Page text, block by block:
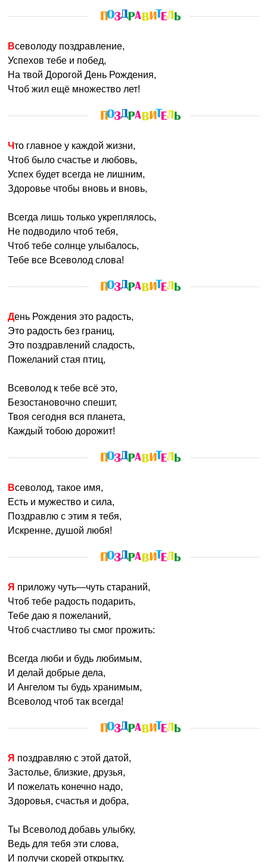
Всеволоду поздравление,
Успехов тебе и побед,
На твой Дорогой День Рождения,
Чтоб жил ещё множество лет!
Что главное у каждой жизни,
Чтоб было счастье и любовь,
Успех будет всегда не лишним,
Здоровье чтобы вновь и вновь,
Всегда лишь только укреплялось,
Не подводило чтоб тебя,
Чтоб тебе солнце улыбалось,
Тебе все Всеволод слова!
День Рождения это радость,
Это радость без границ,
Это поздравлений сладость,
Пожеланий стая птиц,
Всеволод к тебе всё это,
Безостановочно спешит,
Твоя сегодня вся планета,
Каждый тобою дорожит!
Всеволод, такое имя,
Есть и мужество и сила,
Поздравлю с этим я тебя,
Искренне, душой любя!
Я приложу чуть—чуть стараний,
Чтоб тебе радость подарить,
Тебе даю я пожеланий,
Чтоб счастливо ты смог прожить:
Всегда люби и будь любимым,
И делай добрые дела,
И Ангелом ты будь хранимым,
Всеволод чтоб так всегда!
Я поздравляю с этой датой,
Застолье, близкие, друзья,
И пожелать конечно надо,
Здоровья, счастья и добра,
Ты Всеволод добавь улыбку,
Ведь для тебя эти слова,
И получи скорей открытку,